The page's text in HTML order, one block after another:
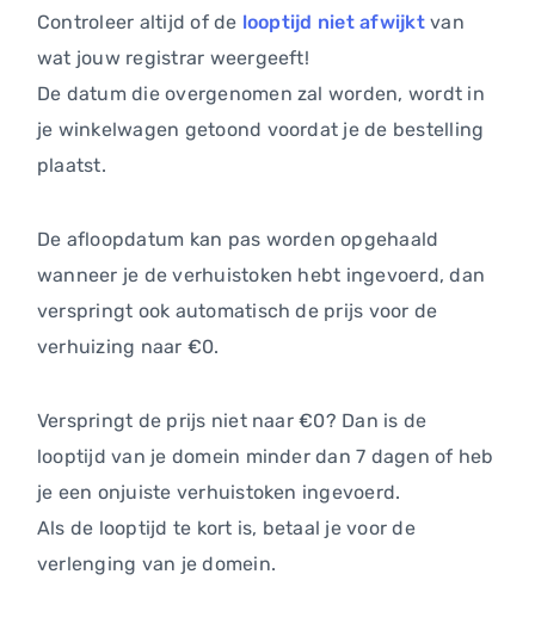
Controleer altijd of de looptijd niet afwijktvan
wat jouw registrar weergeeft!
De datum die overgenomen zal worden, wordt in
je winkelwagen getoond voordat je de bestelling
plaatst.
De afloopdatum kan pas worden opgehaald
wanneer je de verhuistoken hebt ingevoerd, dan
verspringt ook automatisch de prijs voor de
verhuizing naar €0.
Verspringt de prijs niet naar €0? Dan is de
looptijd van je domein minder dan 7 dagen of heb
je een onjuiste verhuistoken ingevoerd.
Als de looptijd te kort is, betaal je voor de
verlenging van je domein.